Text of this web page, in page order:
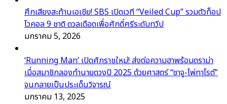
ศึกเสียงสะท้านเอเชีย! SBS เปิดเวที “Veiled Cup” รวมตัวท็อป
โวคอล 9 ชาติ ดวลเดือดเพื่อศักดิ์ศรีระดับทวีป
มกราคม 5, 2026
‘Running Man’ เปิดศักราชใหม่! ส่งต่อความฮาพร้อมดราม่า
เมื่อสมาชิกลองทำนายดวงปี 2025 ด้วยศาสตร์ “ซาจู-ไพ่ทาโรต์”
จนกลายเป็นประเด็นวิจารณ์
มกราคม 13, 2025